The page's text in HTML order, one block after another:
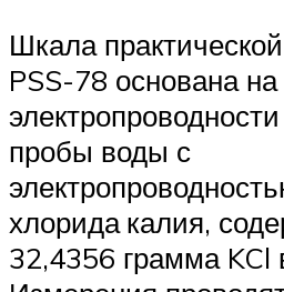
Шкала
PSS-78 основана
пробы воды с
хлорида калия,
32,4356 грамма KCl